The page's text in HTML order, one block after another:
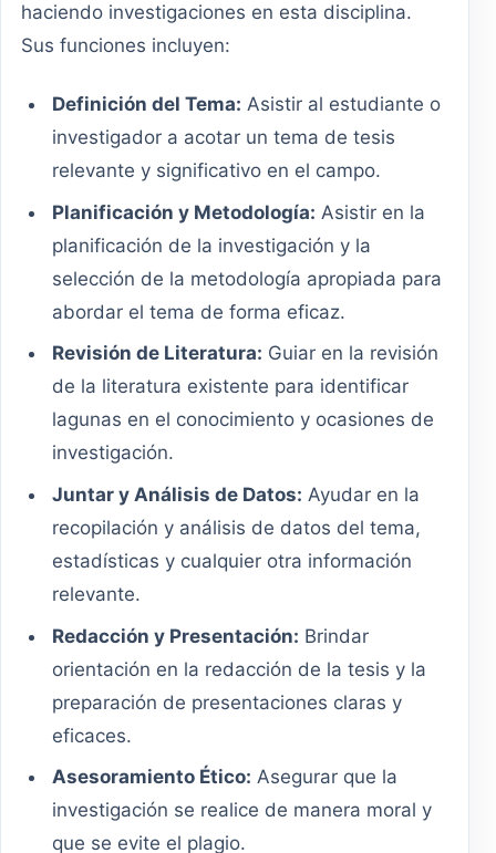
haciendo investigaciones en esta disciplina.
Sus funciones incluyen:
Definición del Tema: Asistir al estudiante o
investigador a acotar un tema de tesis
relevante y significativo en el campo.
Planificación y Metodología: Asistir en la
planificación de la investigación y la
selección de la metodología apropiada para
abordar el tema de forma eficaz.
Revisión de Literatura: Guiar en la revisión
de la literatura existente para identificar
lagunas en el conocimiento y ocasiones de
investigación.
Juntar y Análisis de Datos: Ayudar en la
recopilación y análisis de datos del tema,
estadísticas y cualquier otra información
relevante.
Redacción y Presentación: Brindar
orientación en la redacción de la tesis y la
preparación de presentaciones claras y
eficaces.
Asesoramiento Ético: Asegurar que la
investigación se realice de manera moral y
que se evite el plagio.